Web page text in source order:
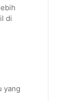
di
yang